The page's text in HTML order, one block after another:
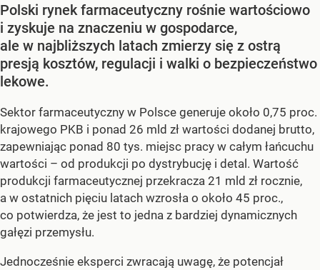
Polski rynek farmaceutyczny rośnie wartościowo
i zyskuje na znaczeniu w gospodarce,
ale w najbliższych latach zmierzy się z ostrą
presją kosztów, regulacji i walki o bezpieczeństwo
lekowe.
Sektor farmaceutyczny w Polsce generuje około 0,75 proc.
krajowego PKB i ponad 26 mld zł wartości dodanej brutto,
zapewniając ponad 80 tys. miejsc pracy w całym łańcuchu
wartości – od produkcji po dystrybucję i detal. Wartość
produkcji farmaceutycznej przekracza 21 mld zł rocznie,
a w ostatnich pięciu latach wzrosła o około 45 proc.,
co potwierdza, że jest to jedna z bardziej dynamicznych
gałęzi przemysłu.
Jednocześnie eksperci zwracają uwagę, że potencjał